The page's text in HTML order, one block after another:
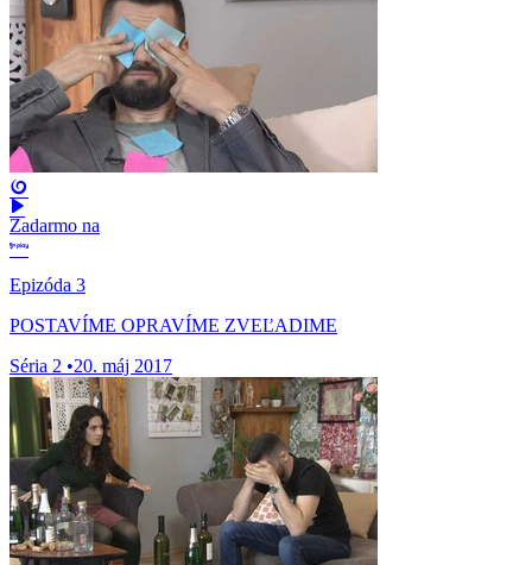
Zadarmo na
Epizóda 3
POSTAVÍME OPRAVÍME ZVEĽADIME
Séria 2 •20. máj 2017